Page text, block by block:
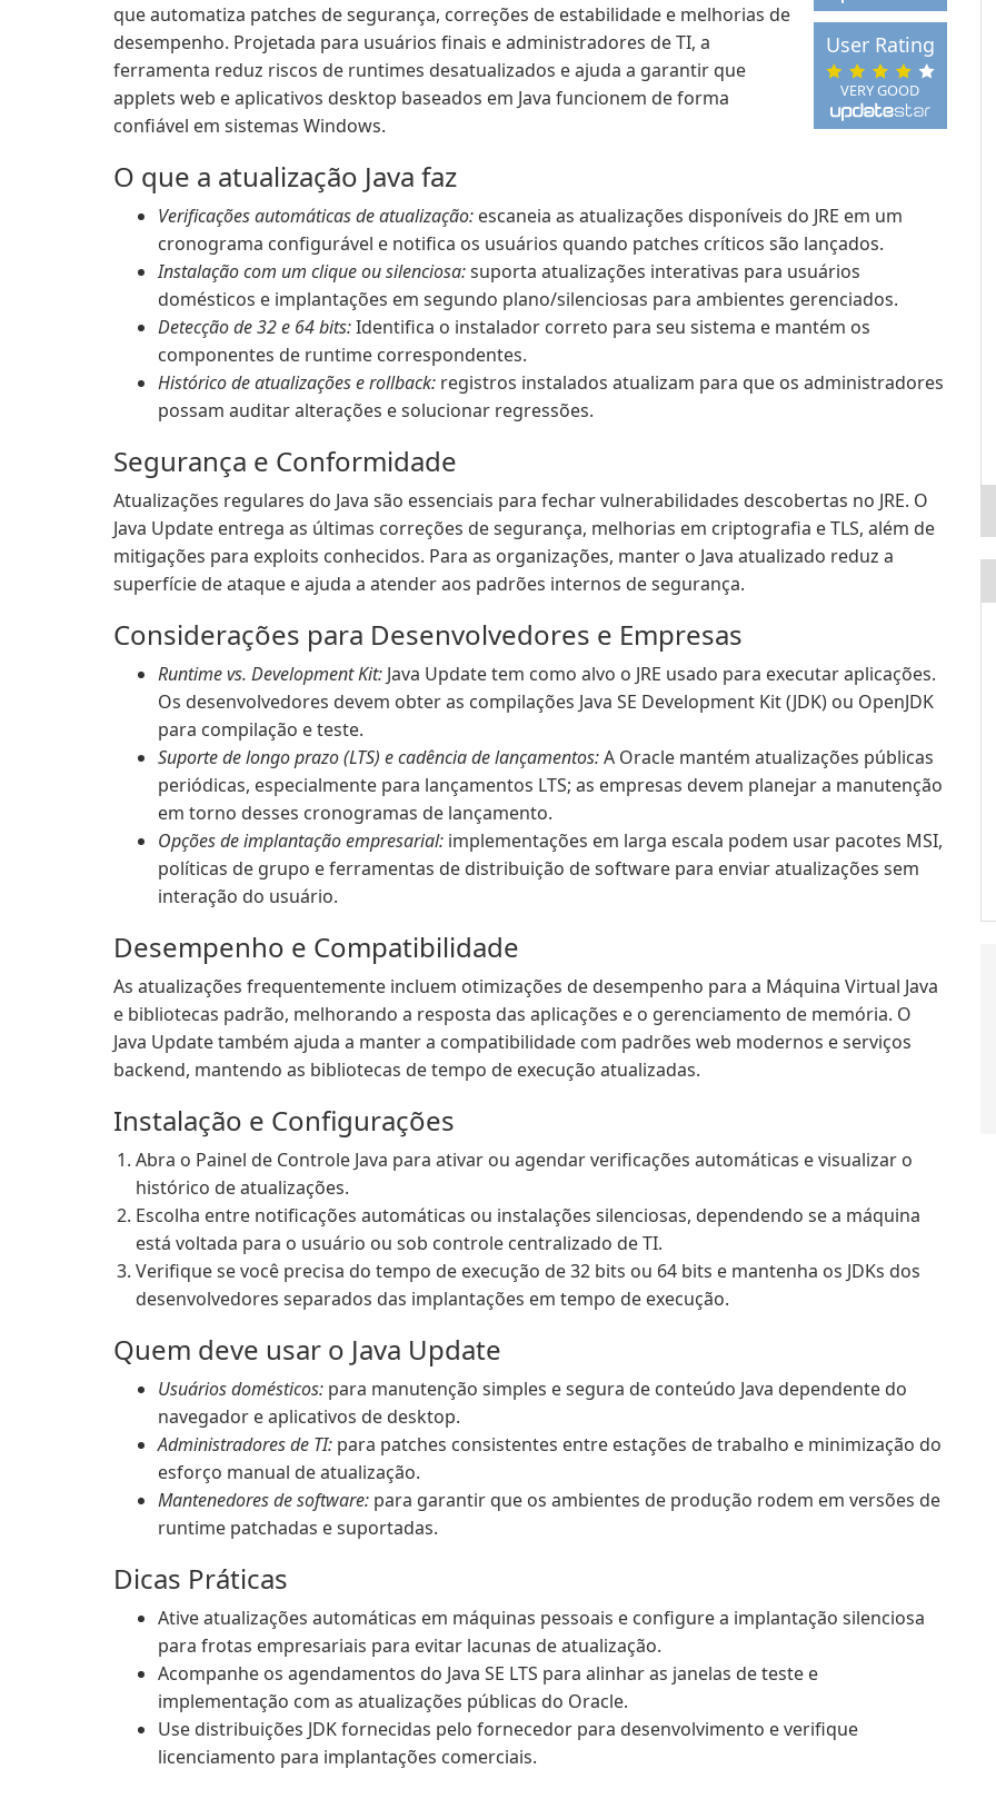
VERY GOOD
User Rating
que automatiza patches de segurança, correções de estabilidade e melhorias de
desempenho. Projetada para usuários finais e administradores de TI, a
ferramenta reduz riscos de runtimes desatualizados e ajuda a garantir que
applets web e aplicativos desktop baseados em Java funcionem de forma
confiável em sistemas Windows.
O que a atualização Java faz
Verificações automáticas de atualização: escaneia as atualizações disponíveis do JRE em um
cronograma configurável e notifica os usuários quando patches críticos são lançados.
Instalação com um clique ou silenciosa:suporta atualizações interativas para usuários
domésticos e implantações em segundo plano/silenciosas para ambientes gerenciados.
Detecção de 32 e 64 bits:Identifica o instalador correto para seu sistema e mantém os
componentes de runtime correspondentes.
Histórico de atualizações e rollback: registros instalados atualizam para que os administradores
possam auditar alterações e solucionar regressões.
Segurança e Conformidade
Atualizações regulares do Java são essenciais para fechar vulnerabilidades descobertas no JRE. O
Java Update entrega as últimas correções de segurança, melhorias em criptografia e TLS, além de
mitigações para exploits conhecidos. Para as organizações, manter o Java atualizado reduz a
superfície de ataque e ajuda a atender aos padrões internos de segurança.
Considerações para Desenvolvedores e Empresas
Runtime vs. Development Kit: Java Update tem como alvo o JRE usado para executar aplicações.
Os desenvolvedores devem obter as compilações Java SE Development Kit (JDK) ou OpenJDK
para compilação e teste.
Suporte de longo prazo (LTS) e cadência de lançamentos:A Oracle mantém atualizações públicas
periódicas, especialmente para lançamentos LTS; as empresas devem planejar a manutenção
em torno desses cronogramas de lançamento.
Opções de implantação empresarial: implementações em larga escala podem usar pacotes MSI,
políticas de grupo e ferramentas de distribuição de software para enviar atualizações sem
interação do usuário.
Desempenho e Compatibilidade
As atualizações frequentemente incluem otimizações de desempenho para a Máquina Virtual Java
e bibliotecas padrão, melhorando a resposta das aplicações e o gerenciamento de memória. O
Java Update também ajuda a manter a compatibilidade com padrões web modernos e serviços
backend, mantendo as bibliotecas de tempo de execução atualizadas.
Instalação e Configurações
Abra o Painel de Controle Java para ativar ou agendar verificações automáticas e visualizar o
histórico de atualizações.
Escolha entre notificações automáticas ou instalações silenciosas, dependendo se a máquina
está voltada para o usuário ou sob controle centralizado de TI.
Verifique se você precisa do tempo de execução de 32 bits ou 64 bits e mantenha os JDKs dos
desenvolvedores separados das implantações em tempo de execução.
Quem deve usar o Java Update
Usuários domésticos: para manutenção simples e segura de conteúdo Java dependente do
navegador e aplicativos de desktop.
Administradores de TI: para patches consistentes entre estações de trabalho e minimização do
esforço manual de atualização.
Mantenedores de software: para garantir que os ambientes de produção rodem em versões de
runtime patchadas e suportadas.
Dicas Práticas
Ative atualizações automáticas em máquinas pessoais e configure a implantação silenciosa
para frotas empresariais para evitar lacunas de atualização.
Acompanhe os agendamentos do Java SE LTS para alinhar as janelas de teste e
implementação com as atualizações públicas do Oracle.
Use distribuições JDK fornecidas pelo fornecedor para desenvolvimento e verifique
licenciamento para implantações comerciais.